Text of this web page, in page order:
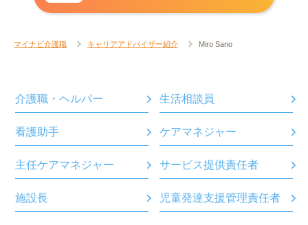
マイナビ介護職 キャリアアドバイザー紹介 Miro Sano
介護職・ヘルパー 生活相談員
看護助手 ケアマネジャー
主任ケアマネジャー サービス提供責任者
施設長 児童発達支援管理責任者